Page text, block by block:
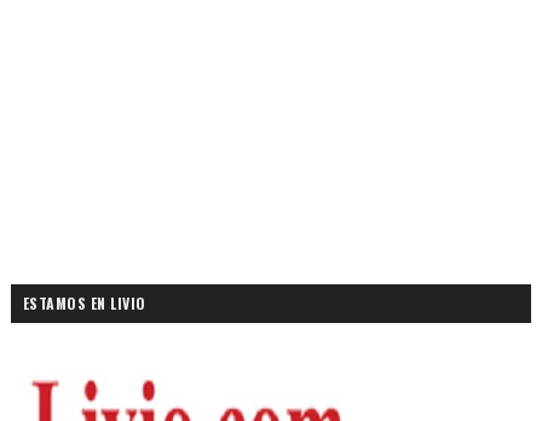
ESTAMOS EN LIVIO